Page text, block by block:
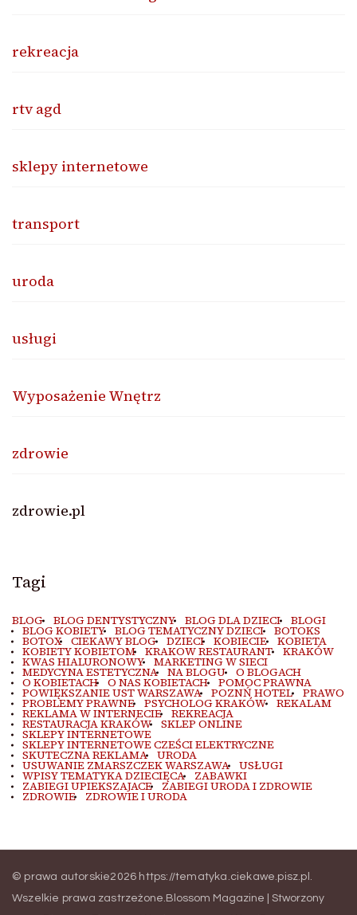
rekreacja
rtv agd
sklepy internetowe
transport
uroda
usługi
Wyposażenie Wnętrz
zdrowie
zdrowie.pl
Tagi
BLOG BLOG DENTYSTYCZNY BLOG DLA DZIECI BLOGI
BLOG KOBIETY BLOG TEMATYCZNY DZIECI BOTOKS
BOTOX CIEKAWY BLOG DZIECI KOBIECIE KOBIETA
KOBIETY KOBIETOM KRAKOW RESTAURANT KRAKÓW
KWAS HIALURONOWY MARKETING W SIECI
MEDYCYNA ESTETYCZNA NA BLOGU O BLOGACH
O KOBIETACH O NAS KOBIETACH POMOC PRAWNA
POWIĘKSZANIE UST WARSZAWA POZNŃ HOTEL PRAWO
PROBLEMY PRAWNE PSYCHOLOG KRAKÓW REKALAM
REKLAMA W INTERNECIE REKREACJA
RESTAURACJA KRAKÓW SKLEP ONLINE
SKLEPY INTERNETOWE
SKLEPY INTERNETOWE CZEŚCI ELEKTRYCZNE
SKUTECZNA REKLAMA URODA
USUWANIE ZMARSZCZEK WARSZAWA USŁUGI
WPISY TEMATYKA DZIECIĘCA ZABAWKI
ZABIEGI UPIEKSZAJACE ZABIEGI URODA I ZDROWIE
ZDROWIE ZDROWIE I URODA
© prawa autorskie2026 https://tematyka.ciekawe.pisz.pl .
Wszelkie prawa zastrzeżone. Blossom Magazine | Stworzony